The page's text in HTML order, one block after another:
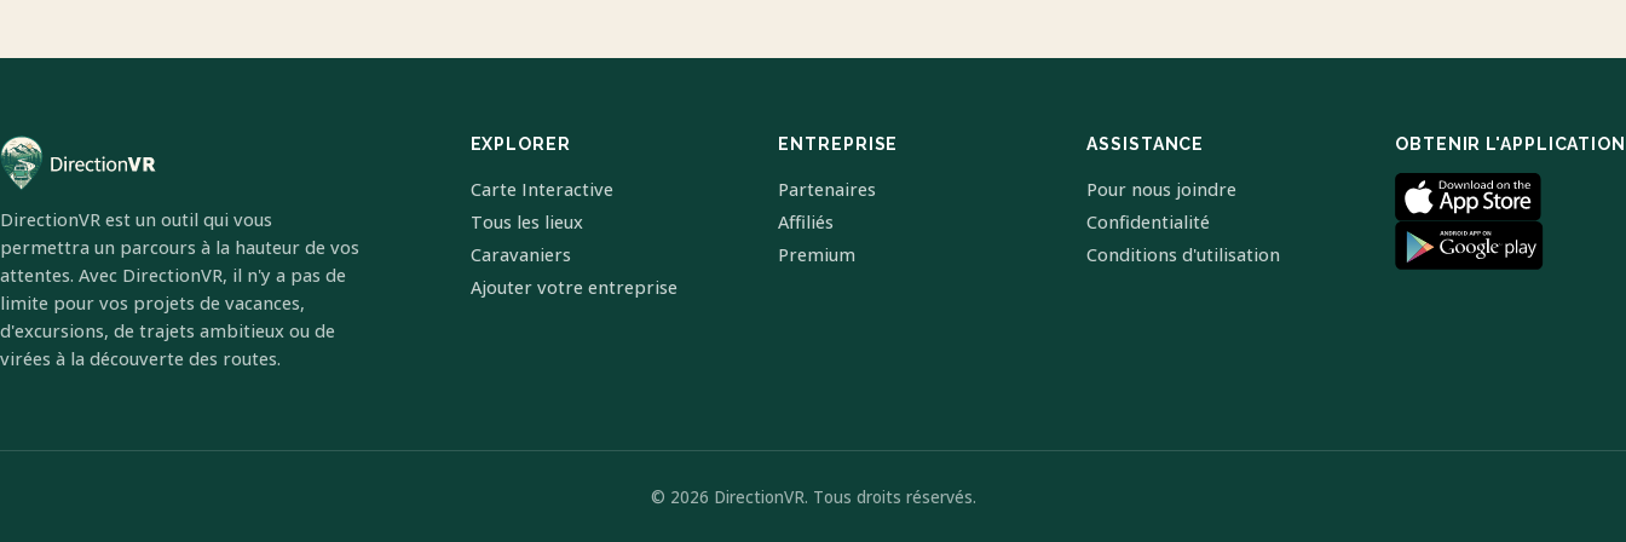
DirectionVR est un outil qui vous
permettra un parcours à la hauteur de vos
attentes. Avec DirectionVR, il n'y a pas de
limite pour vos projets de vacances,
d'excursions, de trajets ambitieux ou de
virées à la découverte des routes.
EXPLORER
Carte Interactive
Tous les lieux
Caravaniers
Ajouter votre entreprise
ENTREPRISE
Partenaires
Affiliés
Premium
ASSISTANCE
Pour nous joindre
Confidentialité
Conditions d'utilisation
OBTENIR L'APPLICATION
© 2026 DirectionVR. Tous droits réservés.